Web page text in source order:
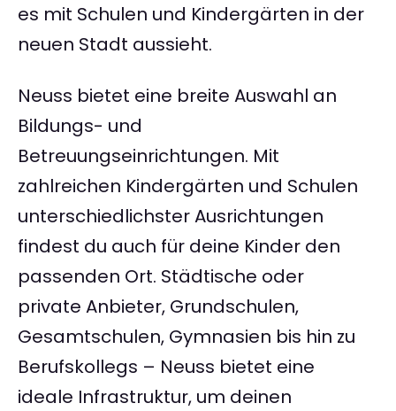
es mit Schulen und Kindergärten in der
neuen Stadt aussieht.
Neuss bietet eine breite Auswahl an
Bildungs- und
Betreuungseinrichtungen. Mit
zahlreichen Kindergärten und Schulen
unterschiedlichster Ausrichtungen
findest du auch für deine Kinder den
passenden Ort. Städtische oder
private Anbieter, Grundschulen,
Gesamtschulen, Gymnasien bis hin zu
Berufskollegs – Neuss bietet eine
ideale Infrastruktur, um deinen